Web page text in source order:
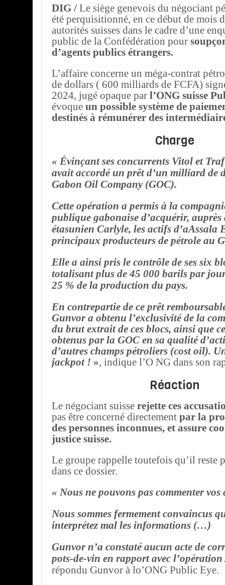
DIG / Le siège genevois du négociant
été perquisitionné, en ce début de mois
autorités suisses dans le cadre d’une
public de la Confédération pour
d’agents publics étrangers.
L’affaire concerne un méga-contrat
de dollars ( 600 milliards de FCFA)
2024, jugé opaque par l’ONG suisse
évoque un possible système de
destinés à rémunérer des
Charge
« Évinçant ses concurrents Vitol et
avait accordé un prêt d’un milliard de
Gabon Oil Company (GOC).
Cette opération a permis à la
publique gabonaise d’acquérir, auprès
étasunien Carlyle, les actifs d’aAssala
principaux producteurs de pétrole au
Elle a ainsi pris le contrôle de ses six
totalisant plus de 45 000 barils par
25 % de la production du pays.
En contrepartie de ce prêt
Gunvor a obtenu l’exclusivité de la
du brut extrait de ces blocs, ainsi que
obtenus par la GOC en sa qualité
d’autres champs pétroliers (cost oil).
jackpot ! », indique l’O NG dans son
Réaction
Le négociant suisse rejette ces
pas être concerné directement par la
des personnes inconnues, et assure
justice suisse.
Le groupe rappelle toutefois qu’il reste
dans ce dossier.
« Nous ne pouvons pas commenter
Nous sommes fermement convaincus
interprétez mal les informations (…)
Gunvor n’a constaté aucun acte de
pots-de-vin en rapport avec l’opération
répondu Gunvor à lo’ONG Public Eye.